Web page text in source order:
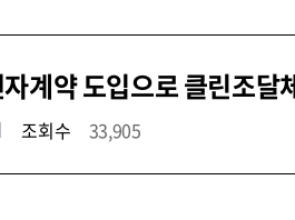
계약 도입으로 클린조달
조회수 33,905